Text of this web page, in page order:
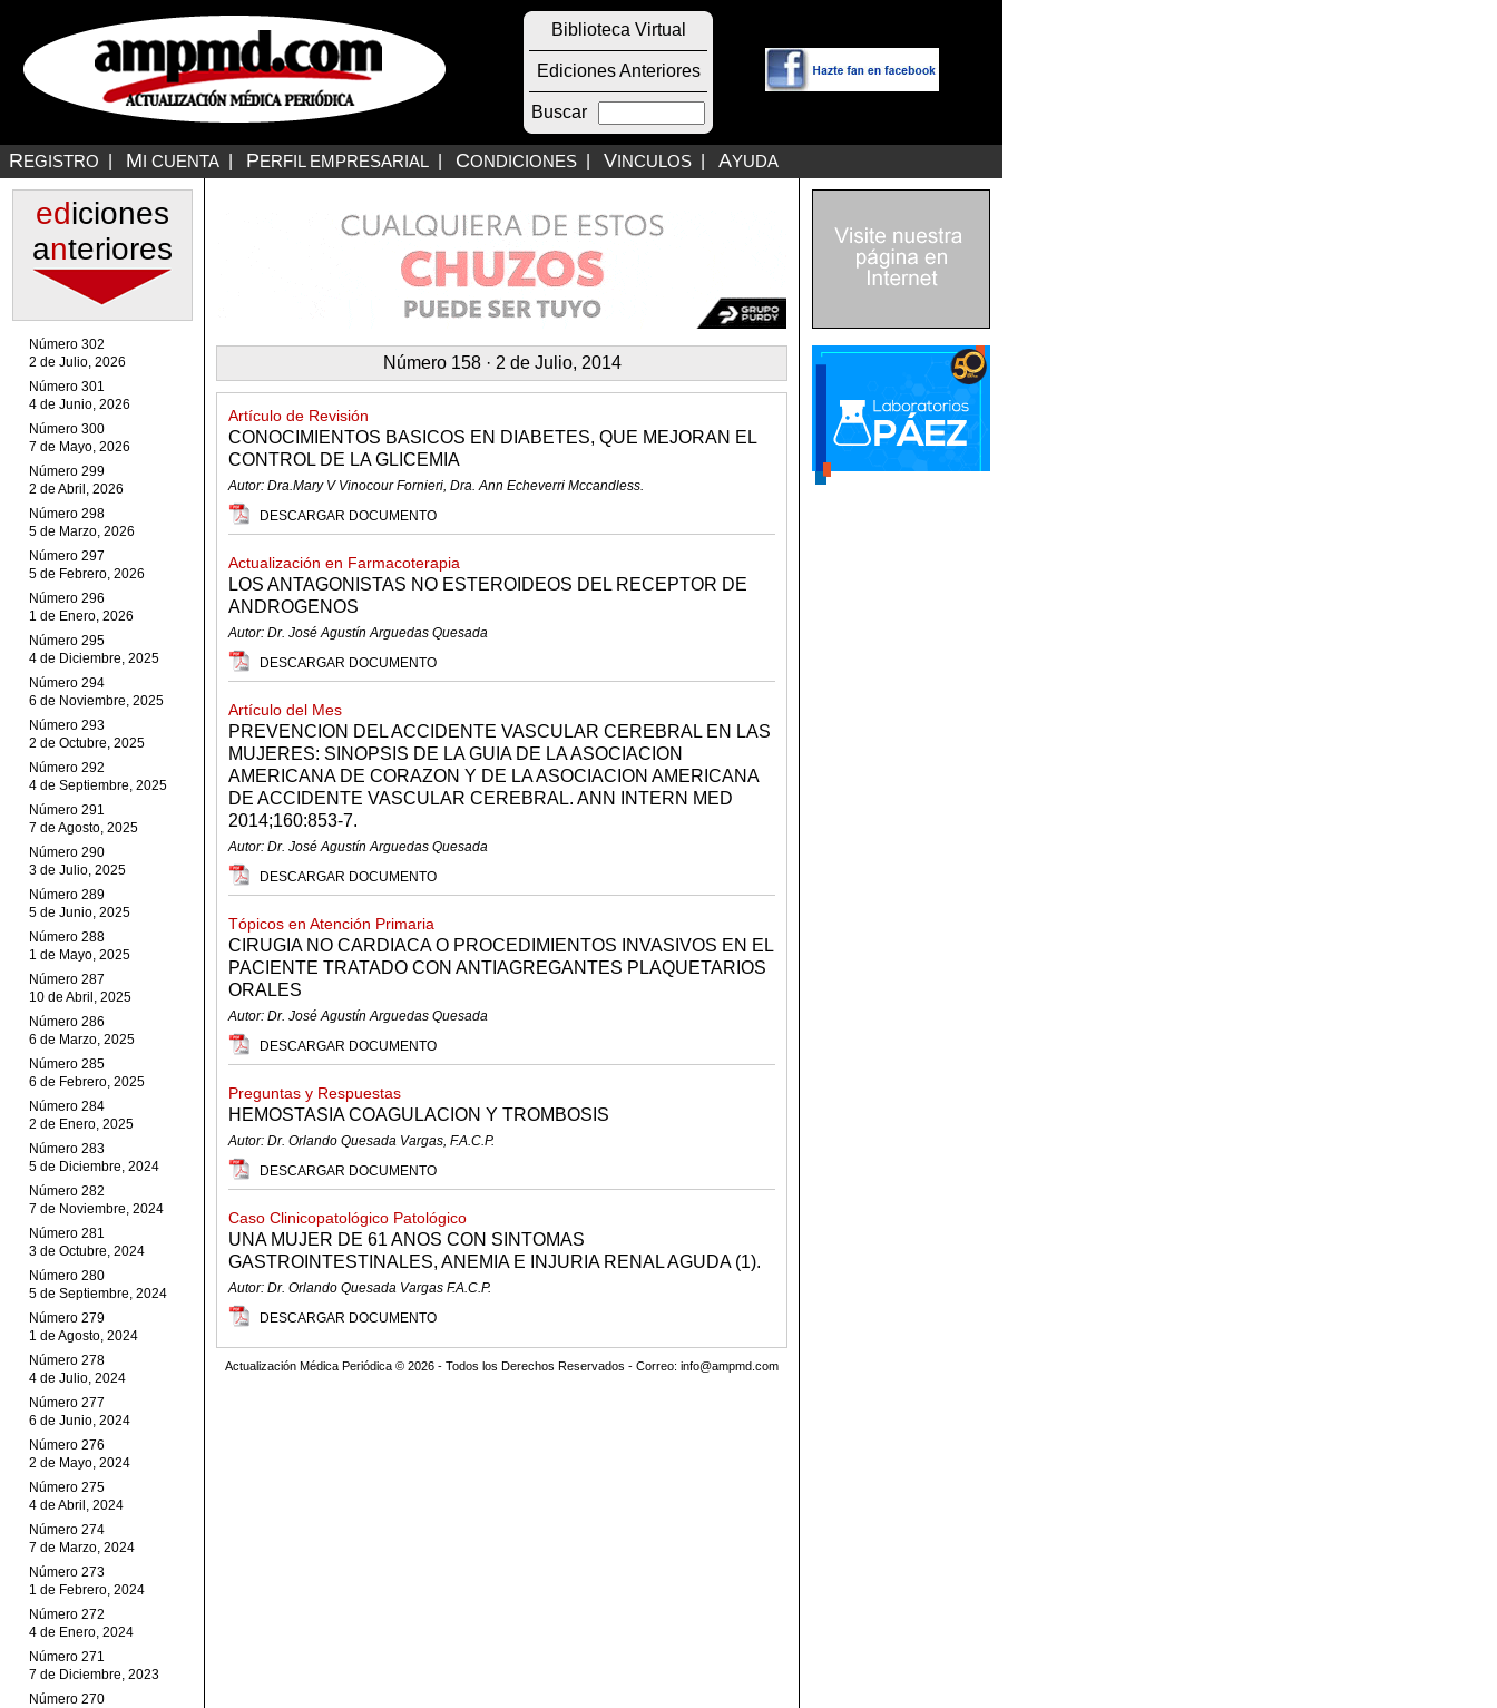
Biblioteca Virtual
Ediciones Anteriores
Buscar
REGISTRO MI CUENTA PERFIL EMPRESARIAL CONDICIONES VINCULOS AYUDA
ediciones
anteriores
Número 302
2 de Julio, 2026
Número 301
4 de Junio, 2026
Número 300
7 de Mayo, 2026
Número 299
2 de Abril, 2026
Número 298
5 de Marzo, 2026
Número 297
5 de Febrero, 2026
Número 296
1 de Enero, 2026
Número 295
4 de Diciembre, 2025
Número 294
6 de Noviembre, 2025
Número 293
2 de Octubre, 2025
Número 292
4 de Septiembre, 2025
Número 291
7 de Agosto, 2025
Número 290
3 de Julio, 2025
Número 289
5 de Junio, 2025
Número 288
1 de Mayo, 2025
Número 287
10 de Abril, 2025
Número 286
6 de Marzo, 2025
Número 285
6 de Febrero, 2025
Número 284
2 de Enero, 2025
Número 283
5 de Diciembre, 2024
Número 282
7 de Noviembre, 2024
Número 281
3 de Octubre, 2024
Número 280
5 de Septiembre, 2024
Número 279
1 de Agosto, 2024
Número 278
4 de Julio, 2024
Número 277
6 de Junio, 2024
Número 276
2 de Mayo, 2024
Número 275
4 de Abril, 2024
Número 274
7 de Marzo, 2024
Número 273
1 de Febrero, 2024
Número 272
4 de Enero, 2024
Número 271
7 de Diciembre, 2023
Número 270
Número 158 · 2 de Julio, 2014
Artículo de Revisión
CONOCIMIENTOS BASICOS EN DIABETES, QUE MEJORAN EL
CONTROL DE LA GLICEMIA
Autor: Dra.Mary V Vinocour Fornieri, Dra. Ann Echeverri Mccandless.
DESCARGAR DOCUMENTO
Actualización en Farmacoterapia
LOS ANTAGONISTAS NO ESTEROIDEOS DEL RECEPTOR DE
ANDROGENOS
Autor: Dr. José Agustín Arguedas Quesada
DESCARGAR DOCUMENTO
Artículo del Mes
PREVENCION DEL ACCIDENTE VASCULAR CEREBRAL EN LAS
MUJERES: SINOPSIS DE LA GUIA DE LA ASOCIACION
AMERICANA DE CORAZON Y DE LA ASOCIACION AMERICANA
DE ACCIDENTE VASCULAR CEREBRAL. ANN INTERN MED
2014;160:853-7.
Autor: Dr. José Agustín Arguedas Quesada
DESCARGAR DOCUMENTO
Tópicos en Atención Primaria
CIRUGIA NO CARDIACA O PROCEDIMIENTOS INVASIVOS EN EL
PACIENTE TRATADO CON ANTIAGREGANTES PLAQUETARIOS
ORALES
Autor: Dr. José Agustín Arguedas Quesada
DESCARGAR DOCUMENTO
Preguntas y Respuestas
HEMOSTASIA COAGULACION Y TROMBOSIS
Autor: Dr. Orlando Quesada Vargas, F.A.C.P.
DESCARGAR DOCUMENTO
Caso Clinicopatológico Patológico
UNA MUJER DE 61 ANOS CON SINTOMAS
GASTROINTESTINALES, ANEMIA E INJURIA RENAL AGUDA (1).
Autor: Dr. Orlando Quesada Vargas F.A.C.P.
DESCARGAR DOCUMENTO
Actualización Médica Periódica © 2026 - Todos los Derechos Reservados - Correo: info@ampmd.com